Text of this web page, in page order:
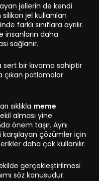
jellerin de kendi
jel kullanılan
farklı sınıflara ayrılır.
insanların daha
sağlanır.
sert bir kıvama sahiptir
çıkan patlamalar
sıklıkla meme
alması yine
önem taşır. Aynı
çözümler için
daha çok kullanılır.
gerçekleştirilmesi
söz konusudur.